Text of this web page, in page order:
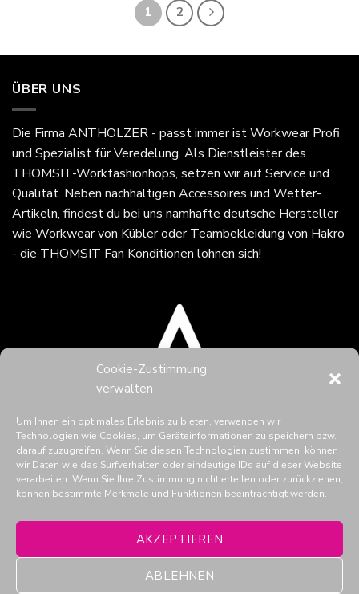
Cookie-Zustimmung
verwalten
Um Ihnen ein optimales Erlebnis zu bieten, verwenden wir
Technologien wie Cookies, um Geräteinformationen zu speichern bzw.
darauf zuzugreifen. Wenn Sie diesen Technologien zustimmen, können
wir Daten wie das Surfverhalten oder eindeutige IDs auf dieser Website
verarbeiten. Wenn Sie Ihre Zustimmung nicht erteilen oder zurückziehen,
können bestimmte Merkmale und Funktionen beeinträchtigt werden.
AKZEPTIEREN
ABLEHNEN
1 2
ÜBER UNS
Die Firma ANTHOLZER - passt immerist Workwear Profi
und Spezialist für Veredelung. Als Dienstleister des
THOMSIT-Workfashionhops, setzen wir auf Service und
Qualität. Neben nachhaltigen Accessoires und Wetter-
Artikeln, findest du bei uns namhafte deutsche Hersteller
wie Workwear von Kübler oder Teambekleidung von Hakro
- die THOMSIT Fan Konditionen lohnen sich!
THOMSIT in den Social Media